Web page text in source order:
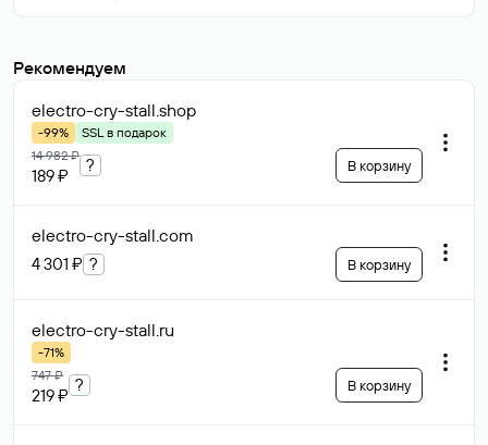
Рекомендуем
electro-cry-stall.shop
-99%
SSL в подарок
14 982 ₽
189 ₽
? В корзину
electro-cry-stall.com
4 301 ₽ ? В корзину
electro-cry-stall.ru
-71%
747 ₽
219 ₽
? В корзину